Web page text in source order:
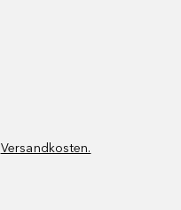
Versandkosten.